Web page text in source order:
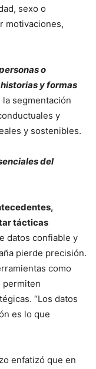
sexo o
motivaciones,
o
y formas
segmentación
y
y sostenibles.
del
tácticas
datos confiable y
pierde precisión.
como
permiten
“Los datos
es lo que
enfatizó que en